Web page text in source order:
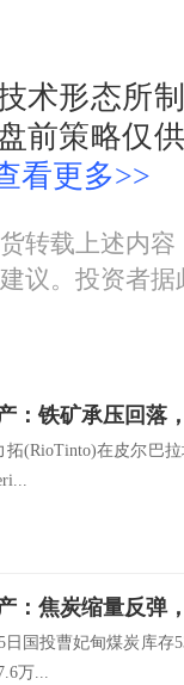
形态所制
前策略仅
看更多>>
转载上述内
议。投资者
：铁矿承压回落
拓(RioTinto)在皮尔巴
：焦炭缩量反弹
日国投曹妃甸煤炭库存
万...